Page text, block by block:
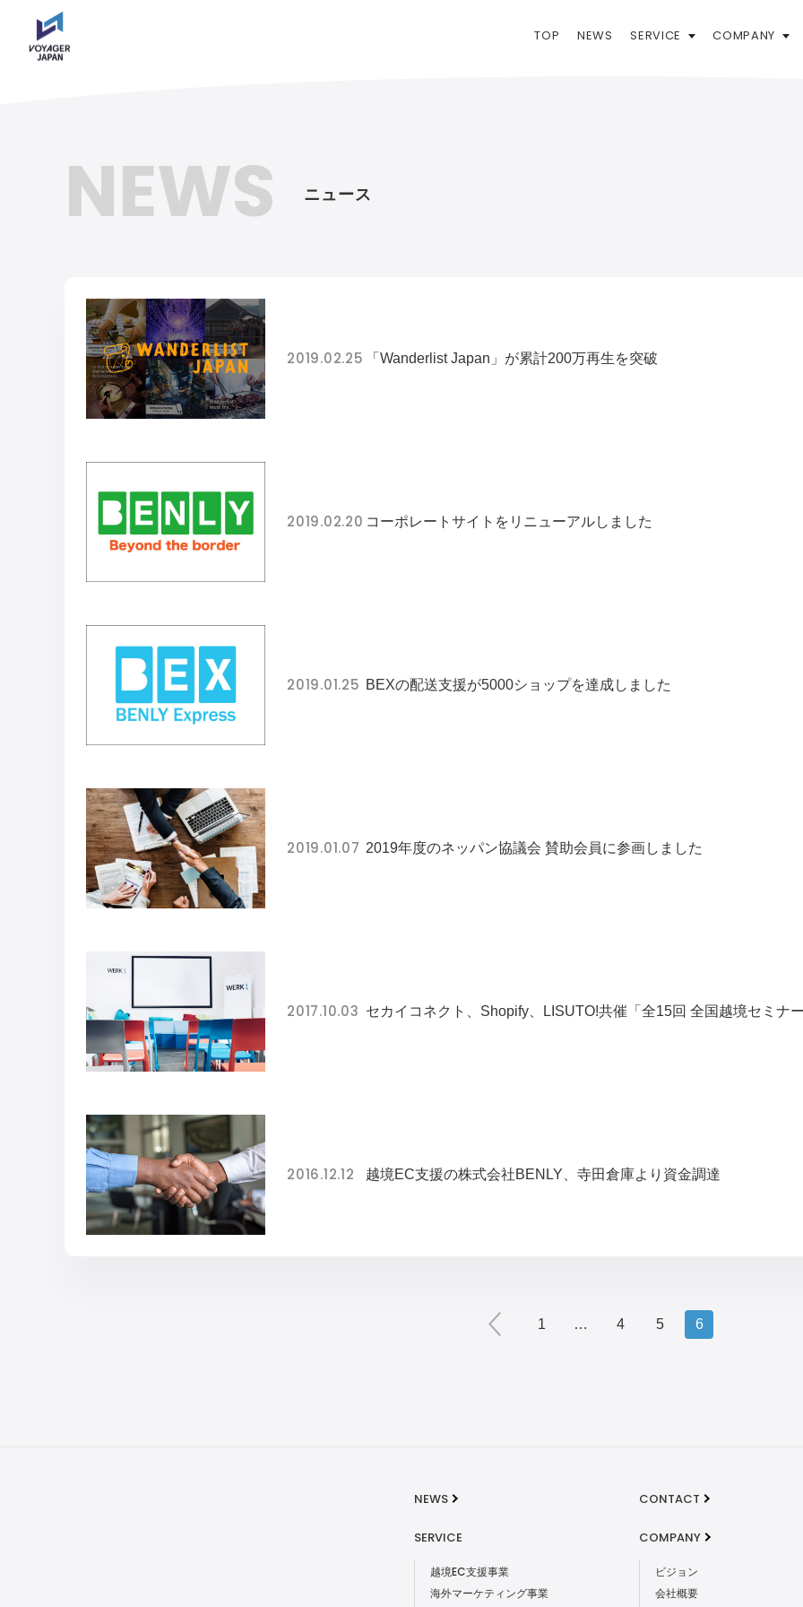
TOP NEWS SERVICE COMPANY
NEWS ニュース
2019.02.25 「Wanderlist Japan」が累計200万再生を突破
2019.02.20 コーポレートサイトをリニューアルしました
2019.01.25 BEXの配送支援が5000ショップを達成しました
2019.01.07 2019年度のネッパン協議会 賛助会員に参画しました
2017.10.03 セカイコネクト、Shopify、LISUTO!共催「全15回 全国越境セミナ
2016.12.12 越境EC支援の株式会社BENLY、寺田倉庫より資金調達
1 … 4 5 6
NEWS
SERVICE
越境EC支援事業
海外マーケティング事業
CONTACT
COMPANY
ビジョン
会社概要